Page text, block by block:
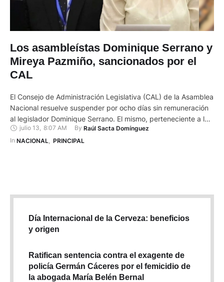
Los asambleístas Dominique Serrano y
Mireya Pazmiño, sancionados por el
CAL
El Consejo de Administración Legislativa (CAL) de la Asamblea
Nacional resuelve suspender por ocho días sin remuneración
al legislador Dominique Serrano. El mismo, perteneciente a la
bancada oficialista Acción Democrática Nacional (ADN). La
decisión es tomada por unanimidad la noche del sábado 12
julio 13, 8:07 AM By Raúl Sacta Domínguez
In NACIONAL PRINCIPAL
Día Internacional de la Cerveza: beneficios
y origen
Ratifican sentencia contra el exagente de
policía Germán Cáceres por el femicidio de
la abogada María Belén Bernal